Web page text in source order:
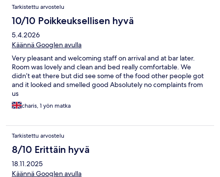
Tarkistettu arvostelu
10/10 Poikkeuksellisen hyvä
5.4.2026
Käännä Googlen avulla
Very pleasant and welcoming staff on arrival and at bar later.
Room was lovely and clean and bed really comfortable. We
didn’t eat there but did see some of the food other people got
and it looked and smelled good Absolutely no complaints from
us
charis, 1 yön matka
Tarkistettu arvostelu
8/10 Erittäin hyvä
18.11.2025
Käännä Googlen avulla